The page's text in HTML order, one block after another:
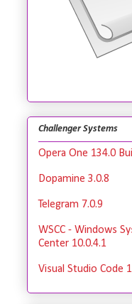
Challenger Systems
Opera One 134.0
Dopamine 3.0.8
Telegram 7.0.9
WSCC - Windows
Center 10.0.4.1
Visual Studio Code